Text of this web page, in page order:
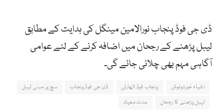
ڈی جی فوڈ پنجاب نورالامین مینگل کی ہدایت کے مطابق
لیبل پڑھنے کے رجحان میں اضافہ کرنے کے لئے عوامی
آگاہی مہم بھی چلائی جائے گی۔
اشیاء خوردونوش پنجاب فوڈ اتھارٹی ڈی جی فوڈ پنجاب
سچ پر مبنی لیبل
لیبل پڑھنے کا رجحان
مدت معیاد